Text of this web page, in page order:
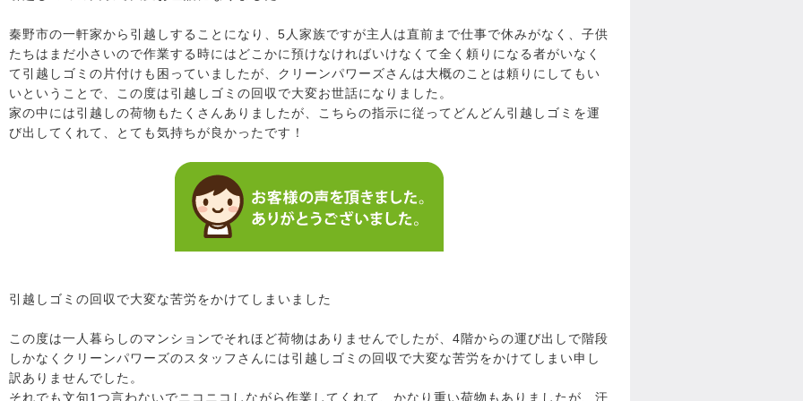
秦野市の一軒家から引越しすることになり、5人家族ですが主人は直前まで仕事で休みがなく、子供
たちはまだ小さいので作業する時にはどこかに預けなければいけなくて全く頼りになる者がいなく
て引越しゴミの片付けも困っていましたが、クリーンパワーズさんは大概のことは頼りにしてもい
いということで、この度は引越しゴミの回収で大変お世話になりました。
家の中には引越しの荷物もたくさんありましたが、こちらの指示に従ってどんどん引越しゴミを運
び出してくれて、とても気持ちが良かったです！
引越しゴミの回収で大変な苦労をかけてしまいました
この度は一人暮らしのマンションでそれほど荷物はありませんでしたが、4階からの運び出しで階段
しかなくクリーンパワーズのスタッフさんには引越しゴミの回収で大変な苦労をかけてしまい申し
訳ありませんでした。
それでも文句1つ言わないでニコニコしながら作業してくれて、かなり重い荷物もありましたが、汗